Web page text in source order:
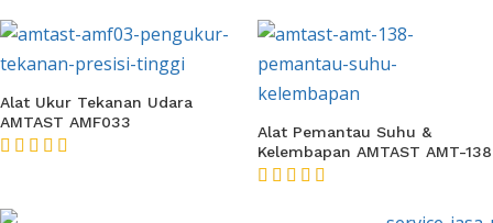
Alat Ukur Tekanan Udara
AMTAST AMF033
Alat Pemantau Suhu &
Kelembapan AMTAST AMT-138